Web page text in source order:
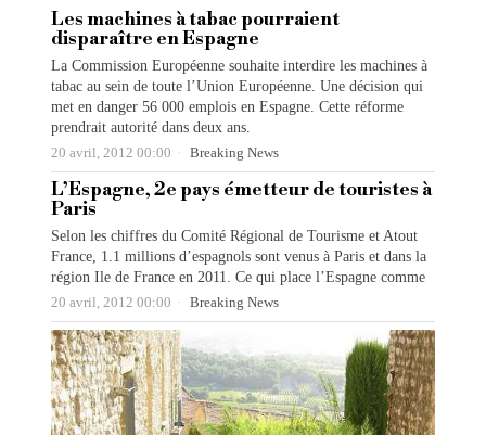
Les machines à tabac pourraient
disparaître en Espagne
La Commission Européenne souhaite interdire les machines à
tabac au sein de toute l’Union Européenne. Une décision qui
met en danger 56 000 emplois en Espagne. Cette réforme
prendrait autorité dans deux ans.
20 avril, 2012 00:00 Breaking News
L’Espagne, 2e pays émetteur de touristes à
Paris
Selon les chiffres du Comité Régional de Tourisme et Atout
France, 1.1 millions d’espagnols sont venus à Paris et dans la
région Ile de France en 2011. Ce qui place l’Espagne comme
20 avril, 2012 00:00 Breaking News